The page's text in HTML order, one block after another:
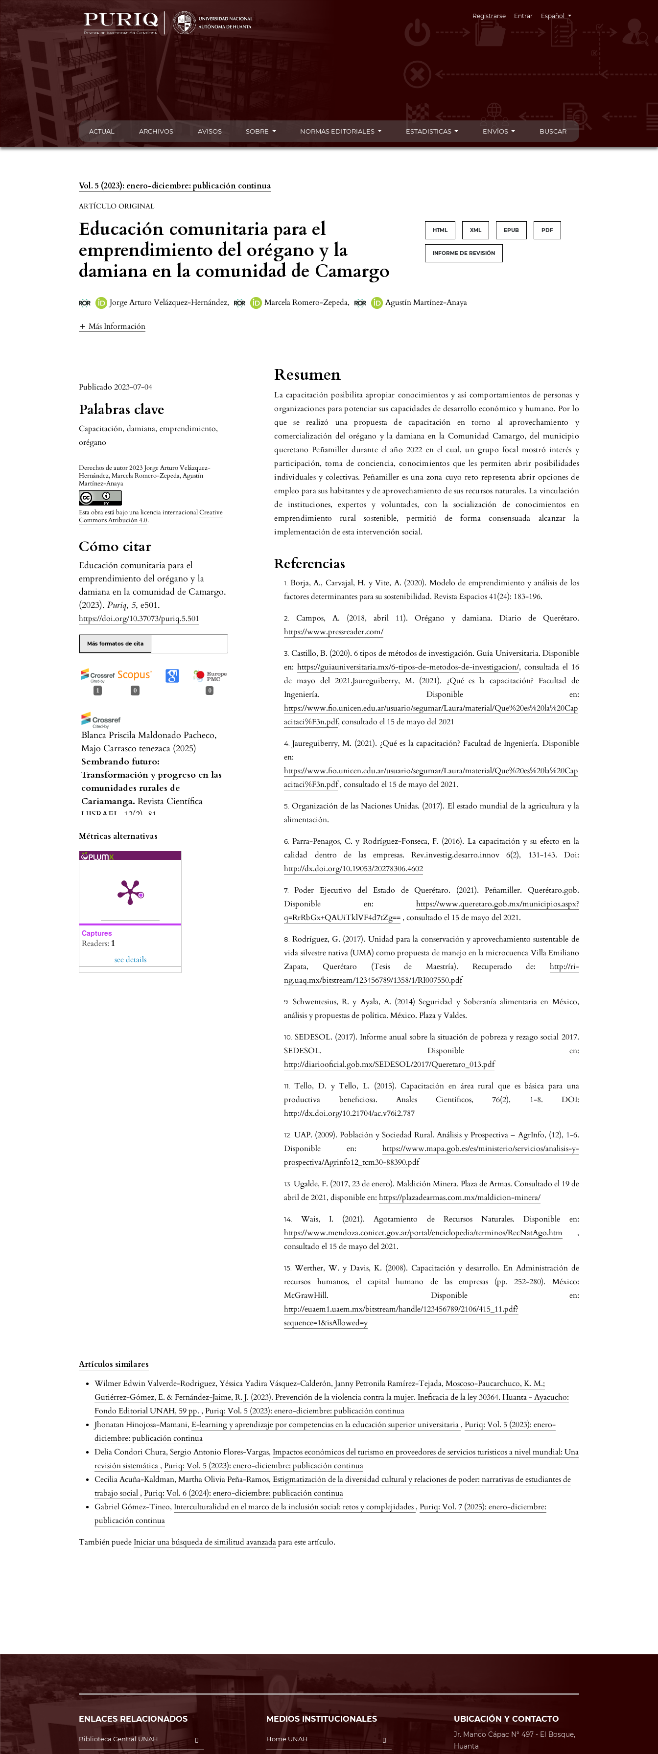
Registrarse Entrar Cambiar el idioma. El idioma actual es:
Español
ACTUAL ARCHIVOS AVISOS SOBRE NORMAS EDITORIALES ESTADISTICAS ENVÍOS BUSCAR
Vol. 5 (2023): enero-diciembre: publicación continua
ARTÍCULO ORIGINAL
Educación comunitaria para el
emprendimiento del orégano y la
damiana en la comunidad de Camargo
HTML XML EPUB PDF
INFORME DE REVISIÓN
Jorge Arturo Velázquez-Hernández, Marcela Romero-Zepeda, Agustín Martínez-Anaya
Más Información
Publicado 2023-07-04
Palabras clave
Capacitación, damiana, emprendimiento,
orégano
Derechos de autor 2023 Jorge Arturo Velázquez-
Hernández, Marcela Romero-Zepeda, Agustín
Martínez-Anaya
Esta obra está bajo una licencia internacionalCreative
Commons Atribución 4.0.
Cómo citar
Educación comunitaria para el
emprendimiento del orégano y la
damiana en la comunidad de Camargo.
(2023).Puriq, 5, e501.
https://doi.org/10.37073/puriq.5.501
Más formatos de cita
1 0 0
Blanca Priscila Maldonado Pacheco,
Majo Carrasco tenezaca (2025)
Sembrando futuro:
Transformación y progreso en las
comunidades rurales de
Cariamanga. Revista Científica
UISRAEL, 12(2), 81.
Métricas alternativas
Captures
Readers: 1
see details
Resumen
La capacitación posibilita apropiar conocimientos y así comportamientos de personas y
organizaciones para potenciar sus capacidades de desarrollo económico y humano. Por lo
que se realizó una propuesta de capacitación en torno al aprovechamiento y
comercialización del orégano y la damiana en la Comunidad Camargo, del municipio
queretano Peñamiller durante el año 2022 en el cual, un grupo focal mostró interés y
participación, toma de conciencia, conocimientos que les permiten abrir posibilidades
individuales y colectivas. Peñamiller es una zona cuyo reto representa abrir opciones de
empleo para sus habitantes y de aprovechamiento de sus recursos naturales. La vinculación
de instituciones, expertos y voluntades, con la socialización de conocimientos en
emprendimiento rural sostenible, permitió de forma consensuada alcanzar la
implementación de esta intervención social.
Referencias
Borja, A., Carvajal, H. y Vite, A. (2020). Modelo de emprendimiento y análisis de los
factores determinantes para su sostenibilidad. Revista Espacios 41(24): 183-196.
Campos, A. (2018, abril 11). Orégano y damiana. Diario de Querétaro.
https://www.pressreader.com/
Castillo, B. (2020). 6 tipos de métodos de investigación. Guía Universitaria. Disponible
en:https://guiauniversitaria.mx/6-tipos-de-metodos-de-investigacion/, consultada el 16
de mayo del 2021.Jaureguiberry, M. (2021). ¿Qué es la capacitación? Facultad de
Ingeniería. Disponible en:
https://www.fio.unicen.edu.ar/usuario/segumar/Laura/material/Que%20es%20la%20Cap
acitaci%F3n.pdf, consultado el 15 de mayo del 2021
Jaureguiberry, M. (2021). ¿Qué es la capacitación? Facultad de Ingeniería. Disponible
en:
https://www.fio.unicen.edu.ar/usuario/segumar/Laura/material/Que%20es%20la%20Cap
acitaci%F3n.pdf, consultado el 15 de mayo del 2021.
Organización de las Naciones Unidas. (2017). El estado mundial de la agricultura y la
alimentación.
Parra-Penagos, C. y Rodríguez-Fonseca, F. (2016). La capacitación y su efecto en la
calidad dentro de las empresas. Rev.investig.desarro.innov 6(2), 131-143. Doi:
http://dx.doi.org/10.19053/20278306.4602
Poder Ejecutivo del Estado de Querétaro. (2021). Peñamiller. Querétaro.gob.
Disponible en: https://www.queretaro.gob.mx/municipios.aspx?
q=RrRbGx+QAUiTklVF4d7tZg== , consultado el 15 de mayo del 2021.
Rodríguez, G. (2017). Unidad para la conservación y aprovechamiento sustentable de
vida silvestre nativa (UMA) como propuesta de manejo en la microcuenca Villa Emiliano
Zapata, Querétaro (Tesis de Maestría). Recuperado de: http://ri-
ng.uaq.mx/bitstream/123456789/1358/1/RI007550.pdf
Schwentesius, R. y Ayala, A. (2014) Seguridad y Soberanía alimentaria en México,
análisis y propuestas de política. México. Plaza y Valdes.
SEDESOL. (2017). Informe anual sobre la situación de pobreza y rezago social 2017.
SEDESOL. Disponible en:
http://diariooficial.gob.mx/SEDESOL/2017/Queretaro_013.pdf
Tello, D. y Tello, L. (2015). Capacitación en área rural que es básica para una
productiva beneficiosa. Anales Científicos, 76(2), 1-8. DOI:
http://dx.doi.org/10.21704/ac.v76i2.787
UAP. (2009). Población y Sociedad Rural. Análisis y Prospectiva – AgrInfo, (12), 1-6.
Disponible en: https://www.mapa.gob.es/es/ministerio/servicios/analisis-y-
prospectiva/Agrinfo12_tcm30-88390.pdf
Ugalde, F. (2017, 23 de enero). Maldición Minera. Plaza de Armas. Consultado el 19 de
abril de 2021, disponible en:https://plazadearmas.com.mx/maldicion-minera/
Wais, I. (2021). Agotamiento de Recursos Naturales. Disponible en:
https://www.mendoza.conicet.gov.ar/portal/enciclopedia/terminos/RecNatAgo.htm ,
consultado el 15 de mayo del 2021.
Werther, W. y Davis, K. (2008). Capacitación y desarrollo. En Administración de
recursos humanos, el capital humano de las empresas (pp. 252-280). México:
McGrawHill. Disponible en:
http://euaem1.uaem.mx/bitstream/handle/123456789/2106/415_11.pdf?
sequence=1&isAllowed=y
Artículos similares
Wilmer Edwin Valverde-Rodriguez, Yéssica Yadira Vásquez-Calderón, Janny Petronila Ramírez-Tejada,Moscoso-Paucarchuco, K. M.;
Gutiérrez-Gómez, E. & Fernández-Jaime, R. J. (2023). Prevención de la violencia contra la mujer. Ineficacia de la ley 30364. Huanta - Ayacucho:
Fondo Editorial UNAH, 59 pp. ,Puriq: Vol. 5 (2023): enero-diciembre: publicación continua
Jhonatan Hinojosa-Mamani,E-learning y aprendizaje por competencias en la educación superior universitaria ,Puriq: Vol. 5 (2023): enero-
diciembre: publicación continua
Delia Condori Chura, Sergio Antonio Flores-Vargas, Impactos económicos del turismo en proveedores de servicios turísticos a nivel mundial: Una
revisión sistemática ,Puriq: Vol. 5 (2023): enero-diciembre: publicación continua
Cecilia Acuña-Kaldman, Martha Olivia Peña-Ramos,Estigmatización de la diversidad cultural y relaciones de poder: narrativas de estudiantes de
trabajo social ,Puriq: Vol. 6 (2024): enero-diciembre: publicación continua
Gabriel Gómez-Tineo, Interculturalidad en el marco de la inclusión social: retos y complejidades ,Puriq: Vol. 7 (2025): enero-diciembre:
publicación continua
También puede Iniciar una búsqueda de similitud avanzadapara este artículo.
ENLACES RELACIONADOS
Biblioteca Central UNAH
MEDIOS INSTITUCIONALES
Home UNAH
UBICACIÓN Y CONTACTO
Jr. Manco Cápac N° 497 - El Bosque,
Huanta